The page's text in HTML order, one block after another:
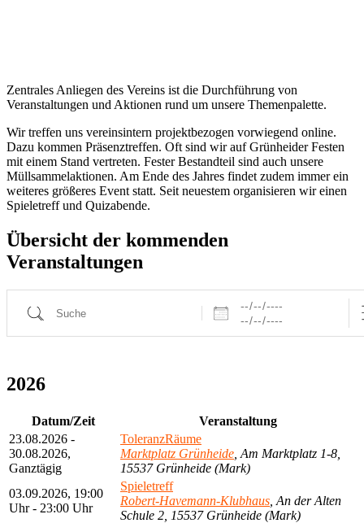
Zentrales Anliegen des Vereins ist die Durchführung von
Veranstaltungen und Aktionen rund um unsere Themenpalette.
Wir treffen uns vereinsintern projektbezogen vorwiegend online.
Dazu kommen Präsenztreffen. Oft sind wir auf Grünheider Festen
mit einem Stand vertreten. Fester Bestandteil sind auch unsere
Müllsammelaktionen. Am Ende des Jahres findet zudem immer ein
weiteres größeres Event statt. Seit neuestem organisieren wir einen
Spieletreff und Quizabende.
Übersicht der kommenden
Veranstaltungen
Suche
Daten
2026
Datum/Zeit
Veranstaltung
23.08.2026 -
30.08.2026,
Ganztägig
ToleranzRäume
Marktplatz Grünheide , Am Marktplatz 1-8,
15537 Grünheide (Mark)
03.09.2026, 19:00
Uhr - 23:00 Uhr
Spieletreff
Robert-Havemann-Klubhaus , An der Alten
Schule 2, 15537 Grünheide (Mark)